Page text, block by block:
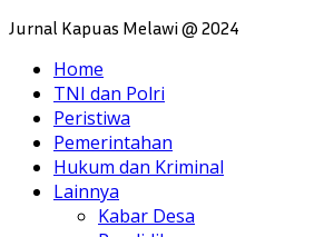
Jurnal Kapuas Melawi @ 2024
Home
TNI dan Polri
Peristiwa
Pemerintahan
Hukum dan Kriminal
Lainnya
Kabar Desa